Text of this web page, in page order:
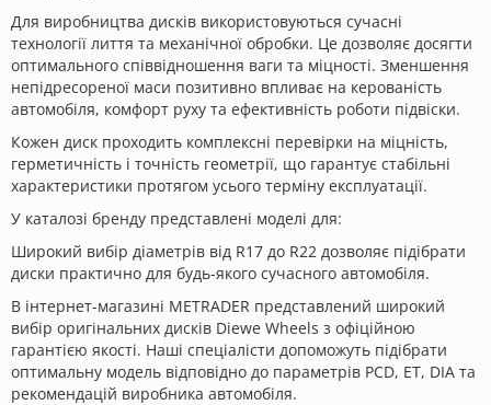
Для виробництва дисків використовуються сучасні
технології лиття та механічної обробки. Це дозволяє досягти
оптимального співвідношення ваги та міцності. Зменшення
непідресореної маси позитивно впливає на керованість
автомобіля, комфорт руху та ефективність роботи підвіски.
Кожен диск проходить комплексні перевірки на міцність,
герметичність і точність геометрії, що гарантує стабільні
характеристики протягом усього терміну експлуатації.
У каталозі бренду представлені моделі для:
Широкий вибір діаметрів від R17 до R22 дозволяє підібрати
диски практично для будь-якого сучасного автомобіля.
В інтернет-магазині METRADER представлений широкий
вибір оригінальних дисків Diewe Wheels з офіційною
гарантією якості. Наші спеціалісти допоможуть підібрати
оптимальну модель відповідно до параметрів PCD, ET, DIA та
рекомендацій виробника автомобіля.